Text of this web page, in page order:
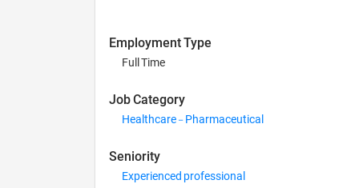
Employment Type
Full Time
Job Category
Healthcare - Pharmaceutical
Seniority
Experienced professional